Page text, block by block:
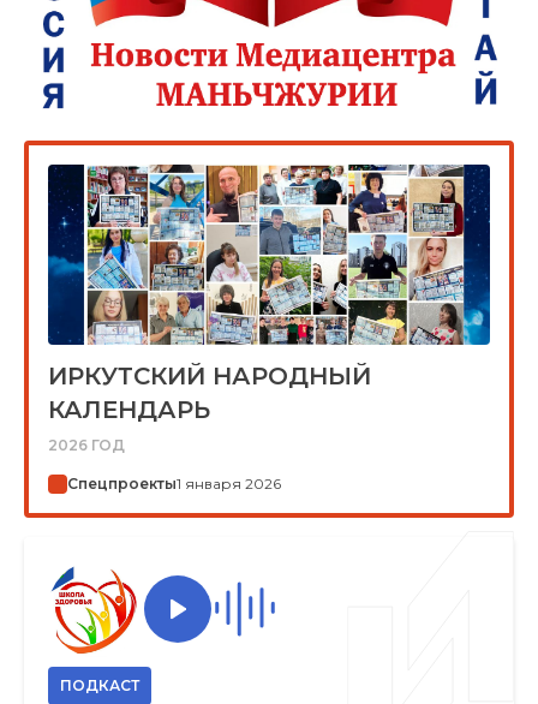
ИРКУТСКИЙ НАРОДНЫЙ
КАЛЕНДАРЬ
2026 ГОД
Спецпроекты1 января 2026
ПОДКАСТ